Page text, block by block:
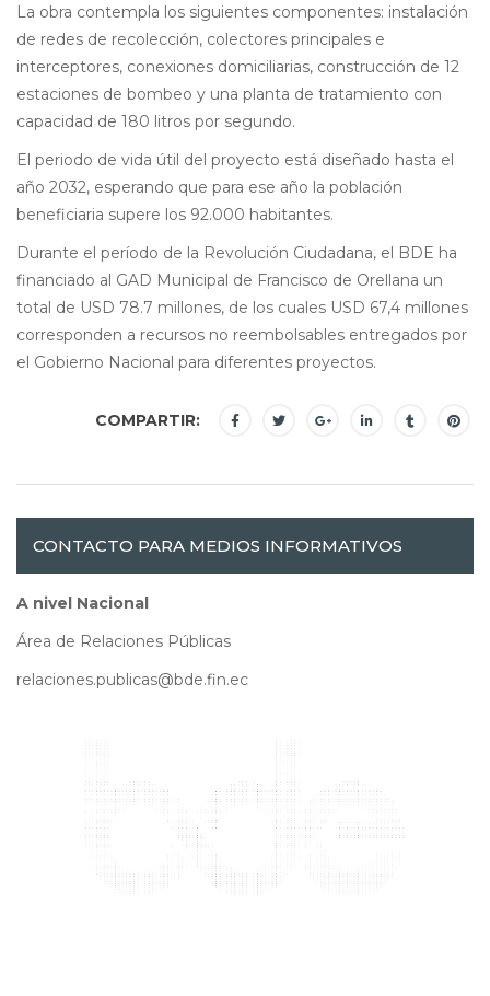
La obra contempla los siguientes componentes: instalación
de redes de recolección, colectores principales e
interceptores, conexiones domiciliarias, construcción de 12
estaciones de bombeo y una planta de tratamiento con
capacidad de 180 litros por segundo.
El periodo de vida útil del proyecto está diseñado hasta el
año 2032, esperando que para ese año la población
beneficiaria supere los 92.000 habitantes.
Durante el período de la Revolución Ciudadana, el BDE ha
financiado al GAD Municipal de Francisco de Orellana un
total de USD 78.7 millones, de los cuales USD 67,4 millones
corresponden a recursos no reembolsables entregados por
el Gobierno Nacional para diferentes proyectos.
COMPARTIR:
CONTACTO PARA MEDIOS INFORMATIVOS
A nivel Nacional
Área de Relaciones Públicas
relaciones.publicas@bde.fin.ec